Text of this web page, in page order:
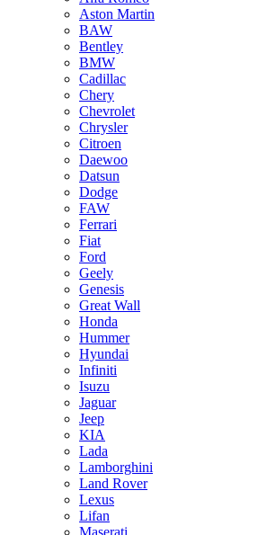
Aston Martin
BAW
Bentley
BMW
Cadillac
Chery
Chevrolet
Chrysler
Citroen
Daewoo
Datsun
Dodge
FAW
Ferrari
Fiat
Ford
Geely
Genesis
Great Wall
Honda
Hummer
Hyundai
Infiniti
Isuzu
Jaguar
Jeep
KIA
Lada
Lamborghini
Land Rover
Lexus
Lifan
Maserati